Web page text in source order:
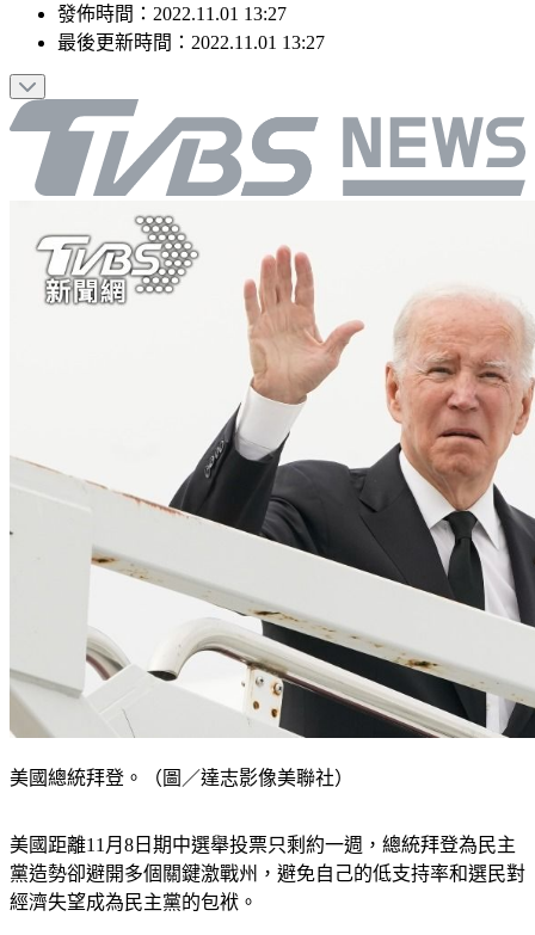
最後更新時間：2022.11.01 13:27
黨造勢卻避開多個關鍵激戰州，避免自己的低支持率和選民對
經濟失望成為民主黨的包袱。